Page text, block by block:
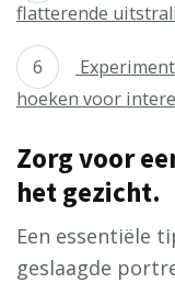
flatterende
hoeken voor
Zorg voor
het gezicht.
Een essentiële
geslaagde